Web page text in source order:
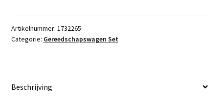
Artikelnummer: 1732265
Categorie: Gereedschapswagen Set
Beschrijving